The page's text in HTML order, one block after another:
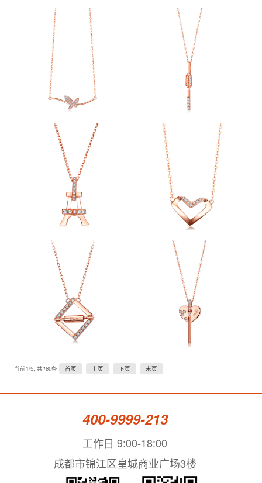
当前1/5, 共180条 首页 上页 下页 末页
400-9999-213
工作日 9:00-18:00
成都市锦江区皇城商业广场3楼